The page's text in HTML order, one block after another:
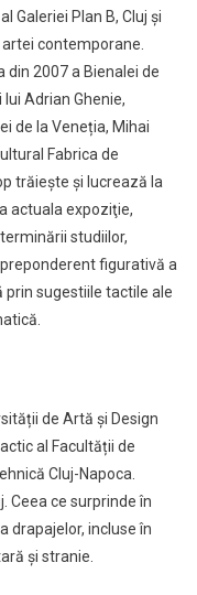
Galeriei Plan B, Cluj și
contemporane.
din 2007 a Bienalei de
Adrian Ghenie,
de la Veneția, Mihai
Fabrica de
trăiește și lucrează la
actuala expoziţie,
studiilor,
figurativă a
prin sugestiile tactile ale
de Artă și Design
al Facultății de
Cluj-Napoca.
Ceea ce surprinde în
drapajelor, incluse în
şi stranie.